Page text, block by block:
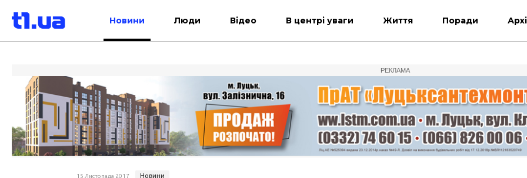
Новини Люди Відео В центрі уваги Життя Поради
РЕКЛАМА
15 Листопада 2017 Новини